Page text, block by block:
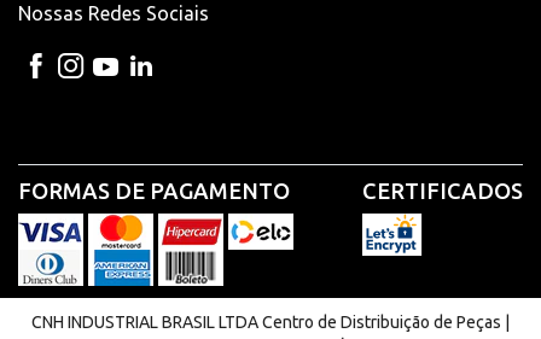
Nossas Redes Sociais
FORMAS DE PAGAMENTO CERTIFICADOS
CNH INDUSTRIAL BRASIL LTDA Centro de Distribuição de Peças |